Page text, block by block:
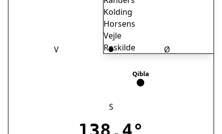
Kolding
Horsens
Vejle
Roskilde
Helsingør
Hørsholm
Næstved
Viborg
Ø
S
V
Qibla